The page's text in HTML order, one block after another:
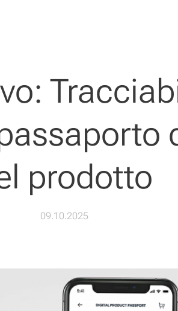
prodotto
09.10.2025